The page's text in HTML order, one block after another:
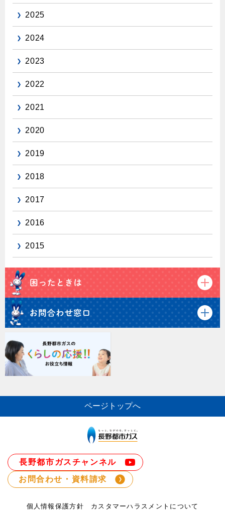
2025
2024
2023
2022
2021
2020
2019
2018
2017
2016
2015
ページトップへ
長野都市ガスチャンネル
お問合わせ・資料請求
個人情報保護方針 カスタマーハラスメントについて